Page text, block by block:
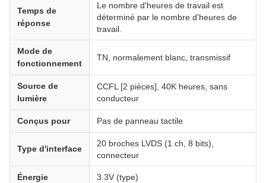
Temps de
réponse
Le nombre d'heures de travail est
déterminé par le nombre d'heures de
travail.
Mode de
fonctionnement
TN, normalement blanc, transmissif
Source de
lumière
CCFL [2 pièces], 40K heures, sans
conducteur
Conçus pour Pas de panneau tactile
Type d'interface
20 broches LVDS (1 ch, 8 bits),
connecteur
Énergie 3.3V (type)